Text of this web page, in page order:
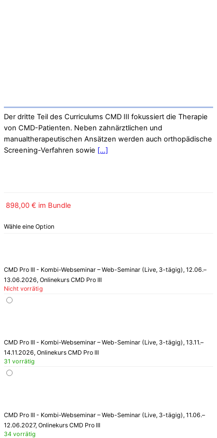
Der dritte Teil des Curriculums CMD III fokussiert die Therapie
von CMD-Patienten. Neben zahnärztlichen und
manualtherapeutischen Ansätzen werden auch orthopädische
Screening-Verfahren sowie [...]
898,00 € im Bundle
Wähle eine Option
CMD Pro III - Kombi-Webseminar – Web-Seminar (Live, 3-tägig), 12.06.–
13.06.2026, Onlinekurs CMD Pro III
Nicht vorrätig
CMD Pro III - Kombi-Webseminar – Web-Seminar (Live, 3-tägig), 13.11.–
14.11.2026, Onlinekurs CMD Pro III
31 vorrätig
CMD Pro III - Kombi-Webseminar – Web-Seminar (Live, 3-tägig), 11.06.–
12.06.2027, Onlinekurs CMD Pro III
34 vorrätig